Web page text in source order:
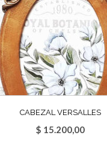
CABEZAL VERSALLES
$ 15.200,00